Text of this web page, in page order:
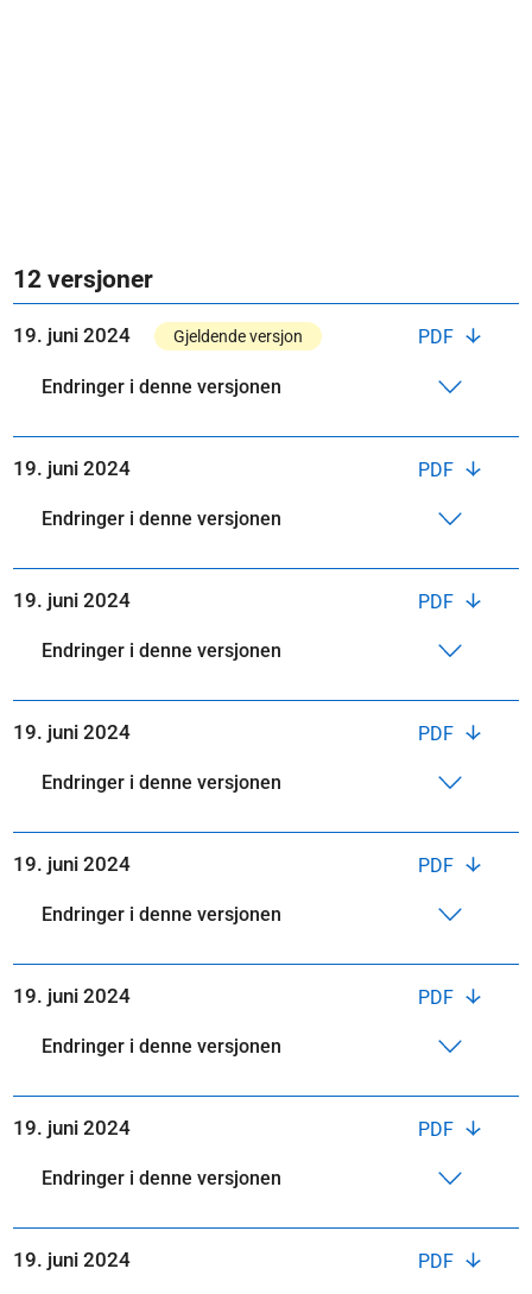
12 versjoner
PDF
19. juni 2024 Gjeldende versjon
Endringer i denne versjonen
PDF
19. juni 2024
Endringer i denne versjonen
PDF
19. juni 2024
Endringer i denne versjonen
PDF
19. juni 2024
Endringer i denne versjonen
PDF
19. juni 2024
Endringer i denne versjonen
PDF
19. juni 2024
Endringer i denne versjonen
PDF
19. juni 2024
Endringer i denne versjonen
PDF
19. juni 2024